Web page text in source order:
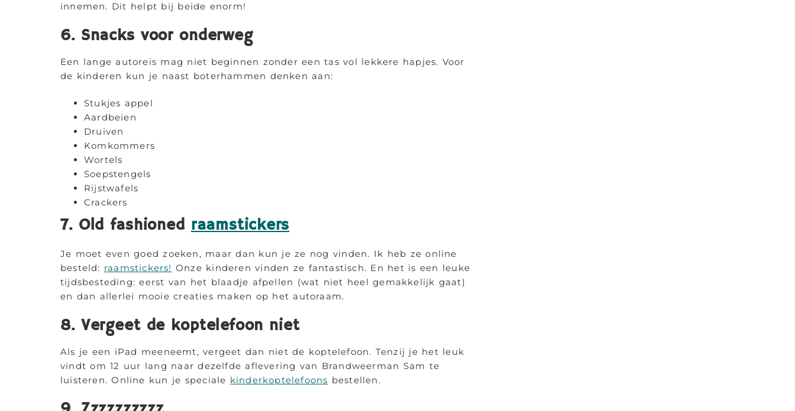
innemen. Dit helpt bij beide enorm!
6. Snacks voor onderweg
Een lange autoreis mag niet beginnen zonder een tas vol lekkere hapjes. Voor
de kinderen kun je naast boterhammen denken aan:
Stukjes appel
Aardbeien
Druiven
Komkommers
Wortels
Soepstengels
Rijstwafels
Crackers
7. Old fashioned raamstickers
Je moet even goed zoeken, maar dan kun je ze nog vinden. Ik heb ze online
besteld: raamstickers! Onze kinderen vinden ze fantastisch. En het is een leuke
tijdsbesteding: eerst van het blaadje afpellen (wat niet heel gemakkelijk gaat)
en dan allerlei mooie creaties maken op het autoraam.
8. Vergeet de koptelefoon niet
Als je een iPad meeneemt, vergeet dan niet de koptelefoon. Tenzij je het leuk
vindt om 12 uur lang naar dezelfde aflevering van Brandweerman Sam te
luisteren. Online kun je speciale kinderkoptelefoons bestellen.